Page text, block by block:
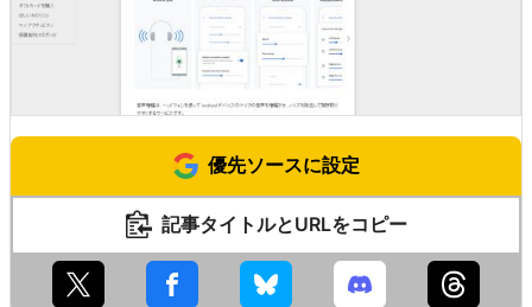
音声増幅 - Google Play のアプリ